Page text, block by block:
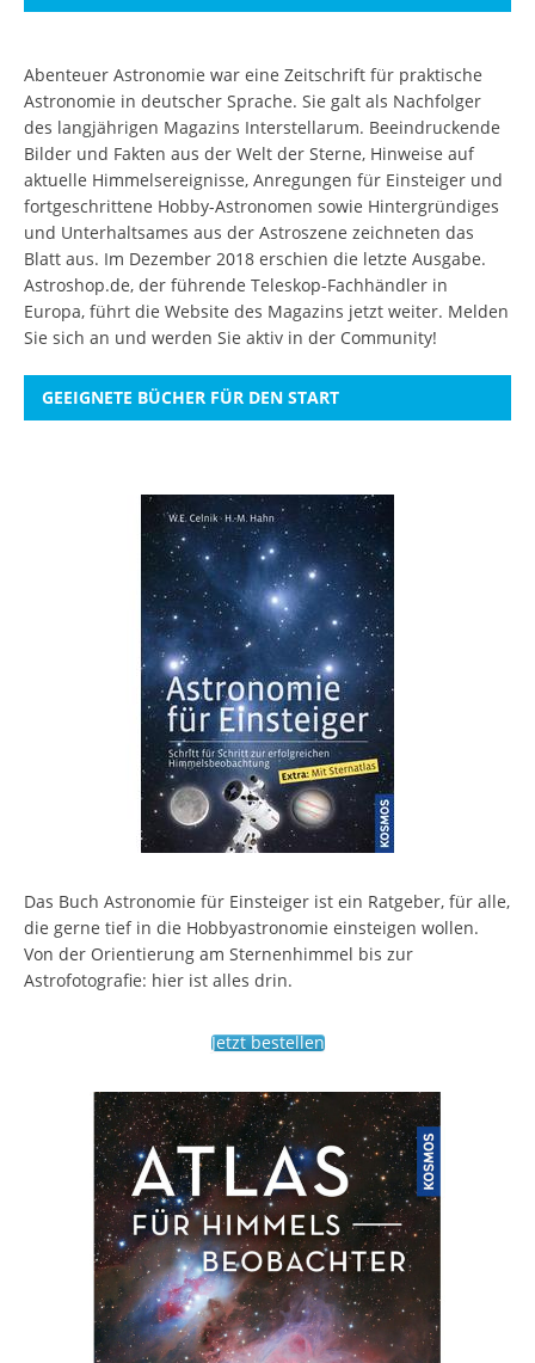
Abenteuer Astronomie war eine Zeitschrift für praktische
Astronomie in deutscher Sprache. Sie galt als Nachfolger
des langjährigen Magazins Interstellarum. Beeindruckende
Bilder und Fakten aus der Welt der Sterne, Hinweise auf
aktuelle Himmelsereignisse, Anregungen für Einsteiger und
fortgeschrittene Hobby-Astronomen sowie Hintergründiges
und Unterhaltsames aus der Astroszene zeichneten das
Blatt aus. Im Dezember 2018 erschien die letzte Ausgabe.
Astroshop.de, der führende Teleskop-Fachhändler in
Europa, führt die Website des Magazins jetzt weiter. Melden
Sie sich an und werden Sie aktiv in der Community!
GEEIGNETE BÜCHER FÜR DEN START
Das Buch Astronomie für Einsteiger ist ein Ratgeber, für alle,
die gerne tief in die Hobbyastronomie einsteigen wollen.
Von der Orientierung am Sternenhimmel bis zur
Astrofotografie: hier ist alles drin.
Jetzt bestellen